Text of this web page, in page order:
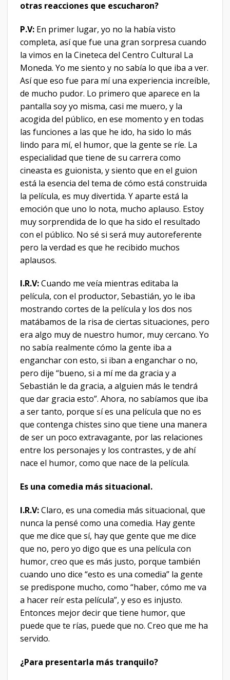
otras reacciones que escucharon?
P.V: En primer lugar, yo no la había visto
completa, así que fue una gran sorpresa cuando
la vimos en la Cineteca del Centro Cultural La
Moneda. Yo me siento y no sabía lo que iba a ver.
Así que eso fue para mí una experiencia increíble,
de mucho pudor. Lo primero que aparece en la
pantalla soy yo misma, casi me muero, y la
acogida del público, en ese momento y en todas
las funciones a las que he ido, ha sido lo más
lindo para mí, el humor, que la gente se ríe. La
especialidad que tiene de su carrera como
cineasta es guionista, y siento que en el guion
está la esencia del tema de cómo está construida
la película, es muy divertida. Y aparte está la
emoción que uno lo nota, mucho aplauso. Estoy
muy sorprendida de lo que ha sido el resultado
con el público. No sé si será muy autoreferente
pero la verdad es que he recibido muchos
aplausos.
I.R.V:Cuando me veía mientras editaba la
película, con el productor, Sebastián, yo le iba
mostrando cortes de la película y los dos nos
matábamos de la risa de ciertas situaciones, pero
era algo muy de nuestro humor, muy cercano. Yo
no sabía realmente cómo la gente iba a
enganchar con esto, si iban a enganchar o no,
pero dije “bueno, si a mí me da gracia y a
Sebastián le da gracia, a alguien más le tendrá
que dar gracia esto”. Ahora, no sabíamos que iba
a ser tanto, porque sí es una película que no es
que contenga chistes sino que tiene una manera
de ser un poco extravagante, por las relaciones
entre los personajes y los contrastes, y de ahí
nace el humor, como que nace de la película.
Es una comedia más situacional.
I.R.V:Claro, es una comedia más situacional, que
nunca la pensé como una comedia. Hay gente
que me dice que sí, hay que gente que me dice
que no, pero yo digo que es una película con
humor, creo que es más justo, porque también
cuando uno dice “esto es una comedia” la gente
se predispone mucho, como “haber, cómo me va
a hacer reír esta película”, y eso es injusto.
Entonces mejor decir que tiene humor, que
puede que te rías, puede que no. Creo que me ha
servido.
¿Para presentarla más tranquilo?